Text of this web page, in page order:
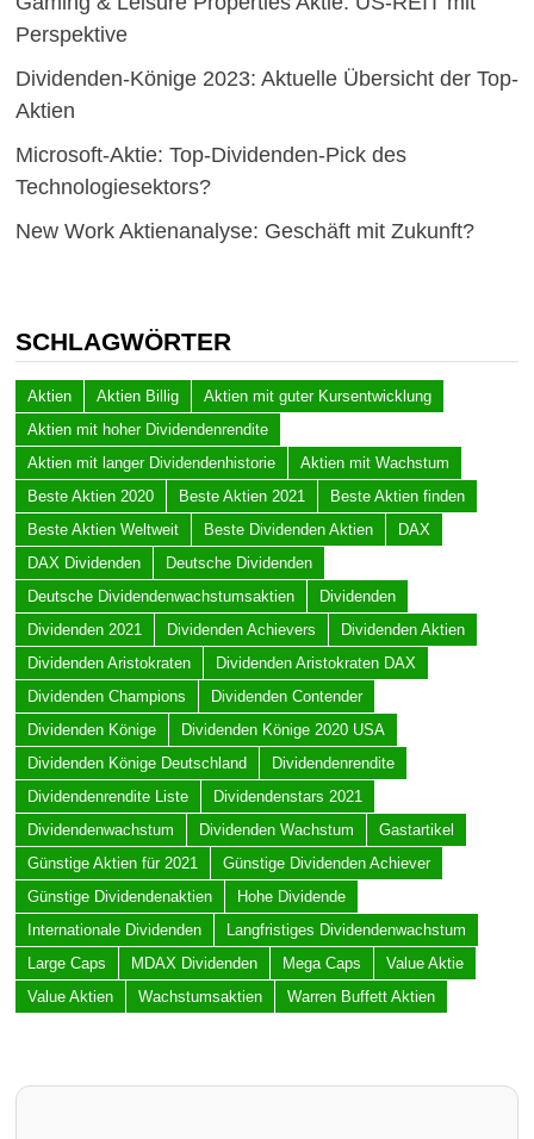
Perspektive
Dividenden-Könige 2023: Aktuelle Übersicht der Top-
Aktien
Microsoft-Aktie: Top-Dividenden-Pick des
Technologiesektors?
New Work Aktienanalyse: Geschäft mit Zukunft?
SCHLAGWÖRTER
Aktien Aktien Billig
Aktien mit guter Kursentwicklung
Aktien mit hoher Dividendenrendite
Aktien mit langer Dividendenhistorie
Aktien mit Wachstum
Beste Aktien 2020
Beste Aktien 2021
Beste Aktien finden
Beste Aktien Weltweit
Beste Dividenden Aktien
DAX
DAX Dividenden
Deutsche Dividenden
Deutsche Dividendenwachstumsaktien
Dividenden
Dividenden 2021
Dividenden Achievers
Dividenden Aktien
Dividenden Aristokraten
Dividenden Aristokraten DAX
Dividenden Champions
Dividenden Contender
Dividenden Könige
Dividenden Könige 2020 USA
Dividenden Könige Deutschland
Dividendenrendite
Dividendenrendite Liste
Dividendenstars 2021
Dividendenwachstum
Dividenden Wachstum
Gastartikel
Günstige Aktien für 2021
Günstige Dividenden Achiever
Günstige Dividendenaktien
Hohe Dividende
Internationale Dividenden
Langfristiges Dividendenwachstum
Large Caps
MDAX Dividenden Mega Caps
Value Aktie
Value Aktien
Wachstumsaktien Warren Buffett Aktien